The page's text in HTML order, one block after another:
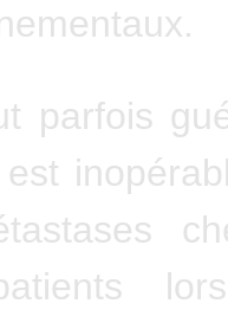
parfois